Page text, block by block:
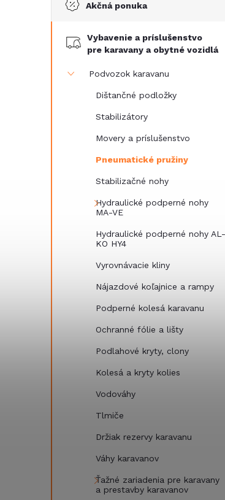
č
Akčná ponuka
Vybavenie a príslušenstvo
pre karavany a obytné vozidlá
Podvozok karavanu
Dištančné podložky
Stabilizátory
Movery a príslušenstvo
Pneumatické pružiny
Stabilizačné nohy
Hydraulické podperné nohy
MA-VE
Hydraulické podperné nohy AL-
KO HY4
Vyrovnávacie kliny
Nájazdové koľajnice a rampy
Podperné kolesá karavanu
Ochranné fólie a lišty
Podlahové kryty, clony
Kolesá a kryty kolies
Vodováhy
Tlmiče
Držiak rezervy karavanu
Váhy karavanov
Ťažné zariadenia pre karavany
a prestavby karavanov